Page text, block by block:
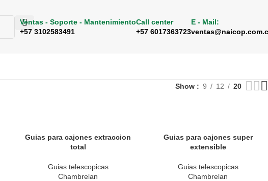
Ventas - Soporte - Mantenimiento
+57 3102583491
Call center
+57 6017363723
E - Mail:
Show 9 12 20
Guias para cajones extraccion
total
Guias telescopicas
Chambrelan
Guias para cajones super
extensible
Guias telescopicas
Chambrelan